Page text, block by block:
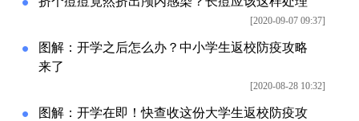
[2020-09-07 09:37]
图解：开学之后怎么办？中小学生返校防疫攻略
来了
[2020-08-28 10:32]
图解：开学在即！快查收这份大学生返校防疫攻